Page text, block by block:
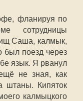
фланируя по
сотрудницы
Саша, калмык,
был поезд через
язык. Я рванул
не зная, как
штаны. Кипяток
калмыцкого